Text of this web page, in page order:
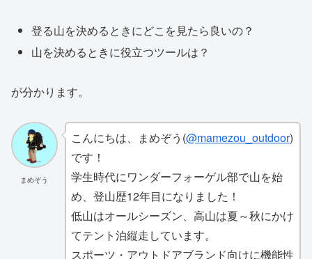
登る山を決めるときにどこを見たら良いの？
山を決めるときに役立つツールは？
が分かります。
まめぞう
こんにちは、まめぞう(@mamezou_outdoor)
です！
学生時代にワンダーフォーゲル部で山を始
め、登山歴12年目になりました！
低山はオールシーズン、高山は夏～秋にかけ
てテント泊縦走しています。
スポーツ・アウトドアブランド向けに機能性